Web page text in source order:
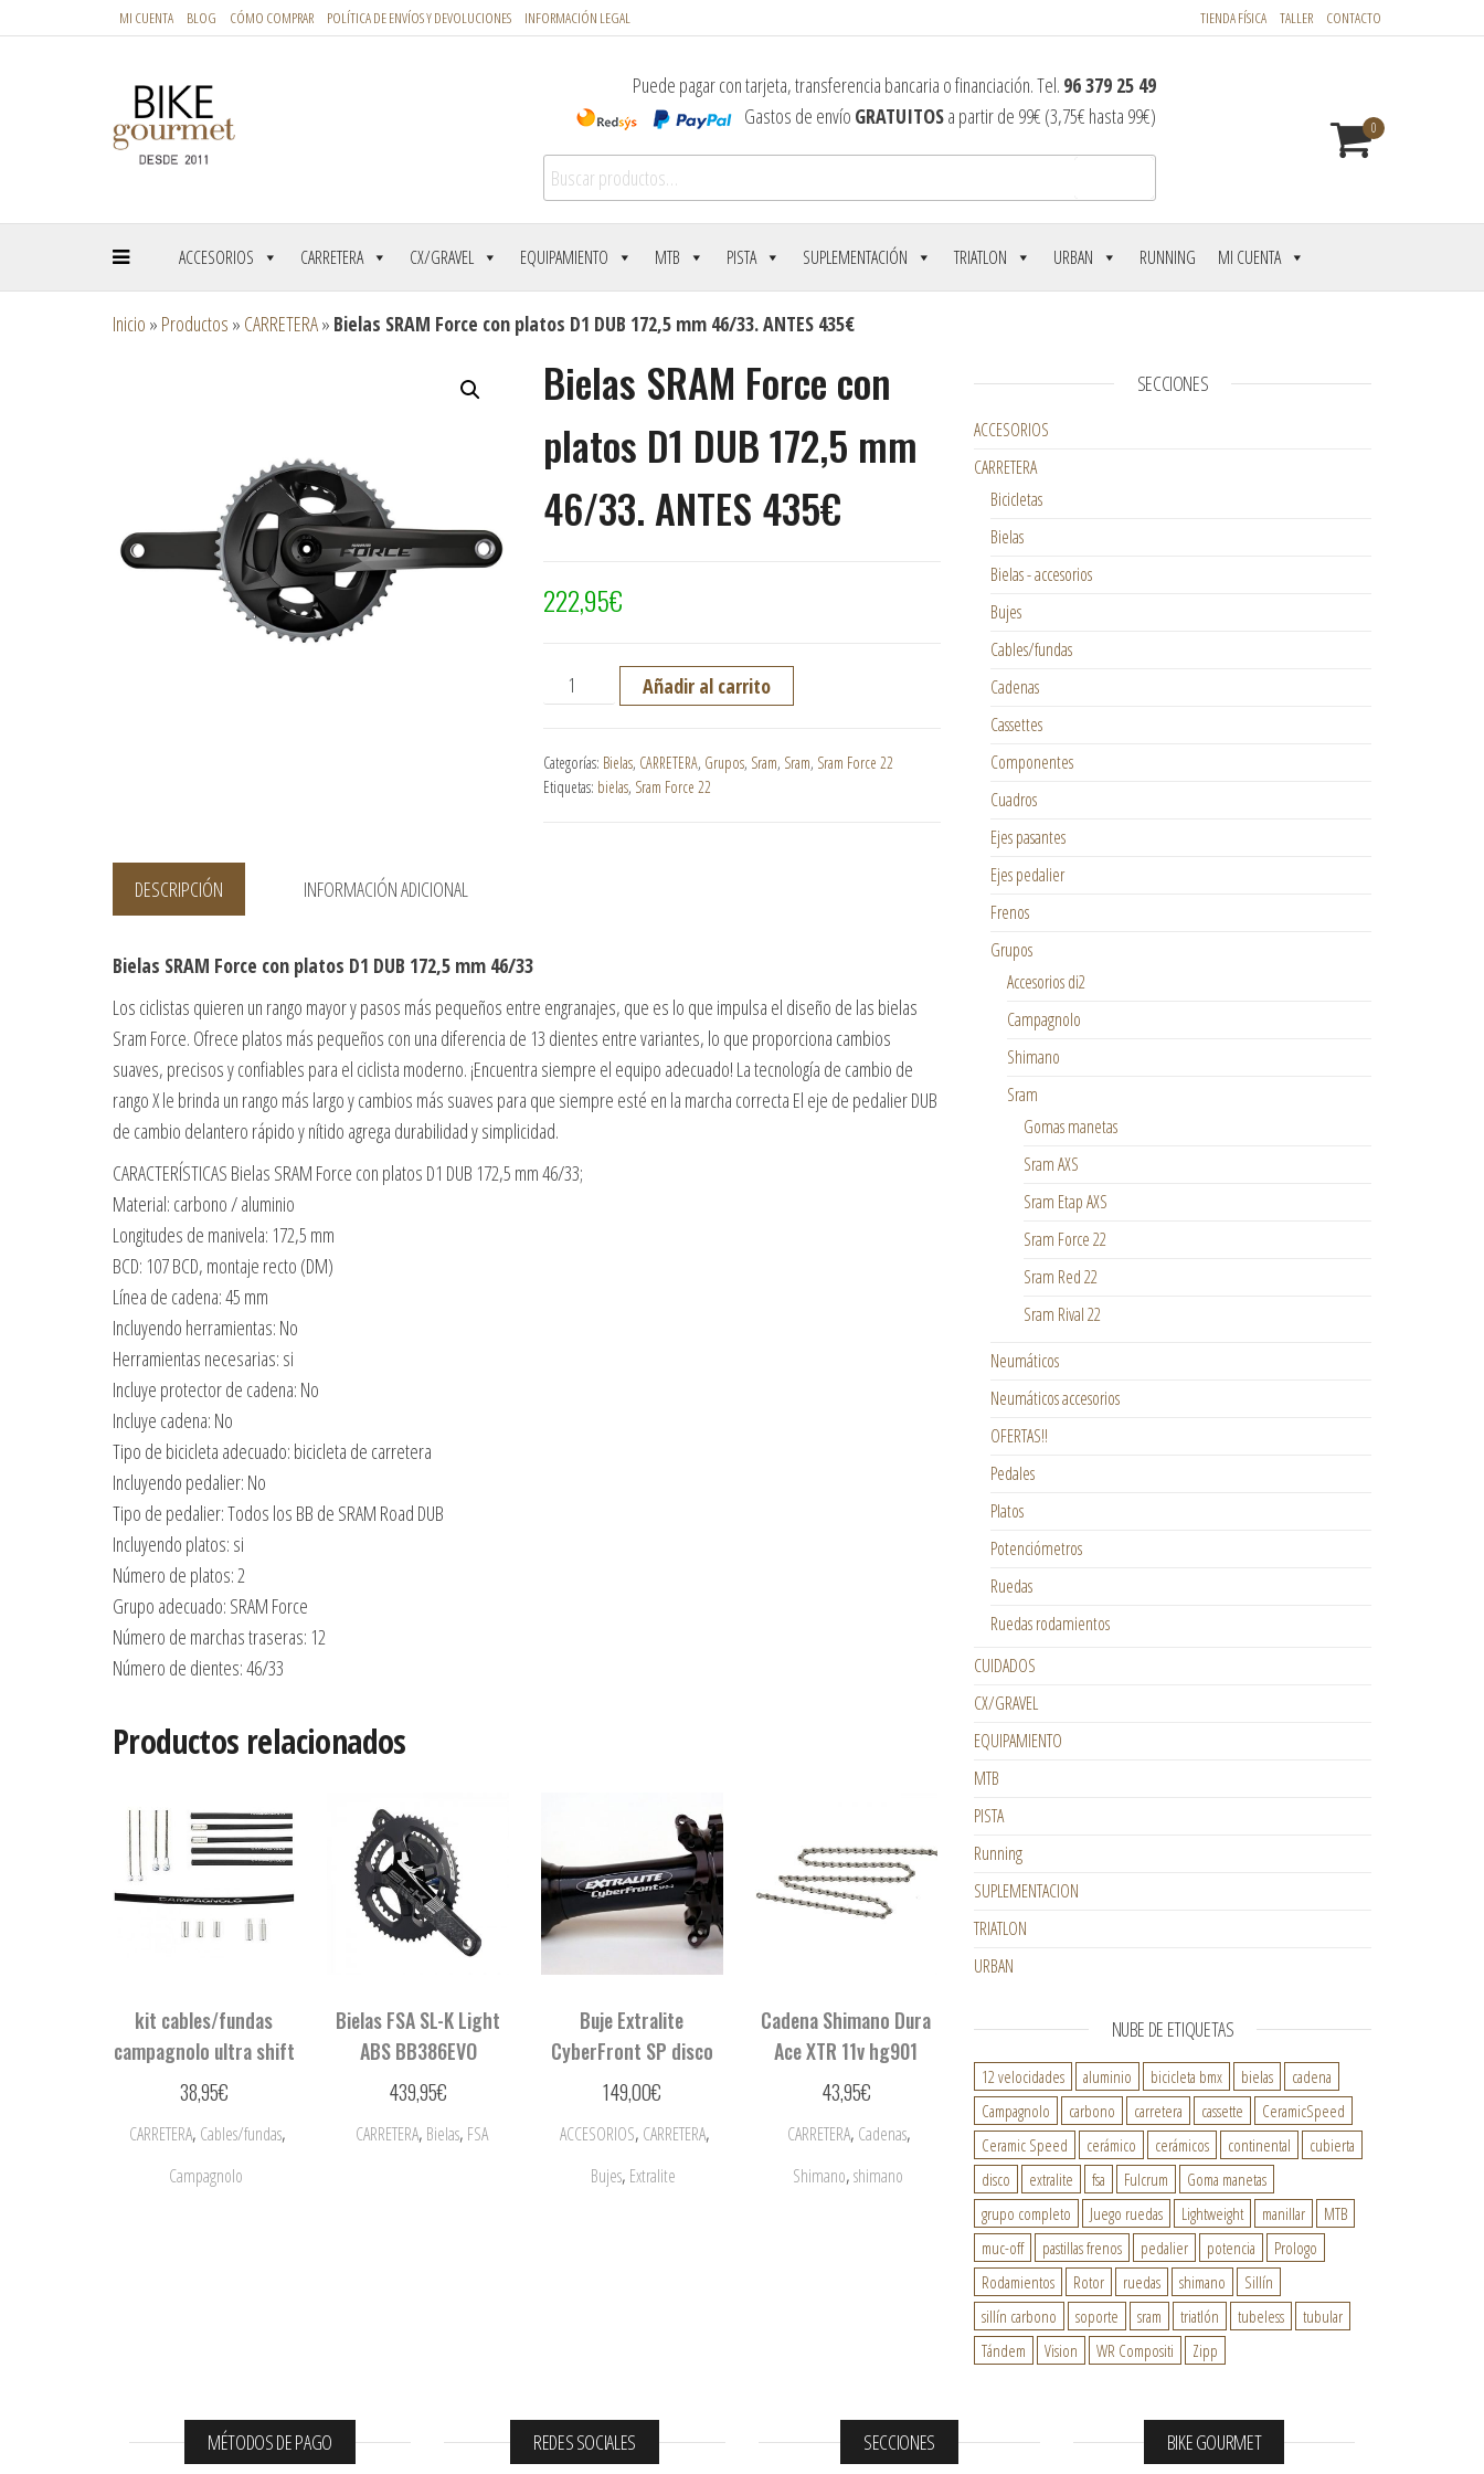
MI CUENTA BLOG CÓMO COMPRAR POLÍTICA DE ENVÍOS Y DEVOLUCIONES INFORMACIÓN LEGAL TIENDA FÍSICA TALLER CONTACTO
0
Puede pagar con tarjeta, transferencia bancaria o financiación. Tel. 96 379 25 49
Gastos de envío GRATUITOSa partir de 99€ (3,75€ hasta 99€)
ACCESORIOS CARRETERA CX/GRAVEL EQUIPAMIENTO MTB PISTA SUPLEMENTACIÓN TRIATLON URBAN RUNNING MI CUENTA
Inicio » Productos » CARRETERA» Bielas SRAM Force con platos D1 DUB 172,5 mm 46/33. ANTES 435€
Bielas SRAM Force con
platos D1 DUB 172,5 mm
46/33. ANTES 435€
222,95€
Bielas SRAM Force con platos D1 DUB 172,5 mm 46/33. ANTES 435€ cantidad
Añadir al carrito
Categorías: Bielas, CARRETERA, Grupos, Sram, Sram, Sram Force 22
Etiquetas: bielas, Sram Force 22
DESCRIPCIÓN INFORMACIÓN ADICIONAL
Bielas SRAM Force con platos D1 DUB 172,5 mm 46/33
Los ciclistas quieren un rango mayor y pasos más pequeños entre engranajes, que es lo que impulsa el diseño de las bielas
Sram Force. Ofrece platos más pequeños con una diferencia de 13 dientes entre variantes, lo que proporciona cambios
suaves, precisos y confiables para el ciclista moderno. ¡Encuentra siempre el equipo adecuado! La tecnología de cambio de
rango X le brinda un rango más largo y cambios más suaves para que siempre esté en la marcha correcta El eje de pedalier DUB
de cambio delantero rápido y nítido agrega durabilidad y simplicidad.
CARACTERÍSTICAS Bielas SRAM Force con platos D1 DUB 172,5 mm 46/33;
Material: carbono / aluminio
Longitudes de manivela: 172,5 mm
BCD: 107 BCD, montaje recto (DM)
Línea de cadena: 45 mm
Incluyendo herramientas: No
Herramientas necesarias: si
Incluye protector de cadena: No
Incluye cadena: No
Tipo de bicicleta adecuado: bicicleta de carretera
Incluyendo pedalier: No
Tipo de pedalier: Todos los BB de SRAM Road DUB
Incluyendo platos: si
Número de platos: 2
Grupo adecuado: SRAM Force
Número de marchas traseras: 12
Número de dientes: 46/33
Productos relacionados
kit cables/fundas
campagnolo ultra shift
38,95€
CARRETERA, Cables/fundas,
Campagnolo
Bielas FSA SL-K Light
ABS BB386EVO
439,95€
CARRETERA, Bielas, FSA
Buje Extralite
CyberFront SP disco
149,00€
ACCESORIOS, CARRETERA,
Bujes, Extralite
Cadena Shimano Dura
Ace XTR 11v hg901
43,95€
CARRETERA, Cadenas,
Shimano,shimano
SECCIONES
ACCESORIOS
CARRETERA
Bicicletas
Bielas
Bielas - accesorios
Bujes
Cables/fundas
Cadenas
Cassettes
Componentes
Cuadros
Ejes pasantes
Ejes pedalier
Frenos
Grupos
Accesorios di2
Campagnolo
Shimano
Sram
Gomas manetas
Sram AXS
Sram Etap AXS
Sram Force 22
Sram Red 22
Sram Rival 22
Neumáticos
Neumáticos accesorios
OFERTAS!!
Pedales
Platos
Potenciómetros
Ruedas
Ruedas rodamientos
CUIDADOS
CX/GRAVEL
EQUIPAMIENTO
MTB
PISTA
Running
SUPLEMENTACION
TRIATLON
URBAN
NUBE DE ETIQUETAS
12 velocidades aluminio bicicleta bmx bielas
cadena
Campagnolo
carbono carretera cassette
CeramicSpeed
Ceramic Speed
cerámico cerámicos continental
cubierta
disco
extralite fsa Fulcrum
Goma manetas
grupo completo
Juego ruedas Lightweight manillar
MTB
muc-off
pastillas frenos pedalier potencia
Prologo
Rodamientos
Rotor ruedas shimano
Sillín
sillín carbono
soporte sram triatlón tubeless
tubular
Tándem
Vision WR Compositi Zipp
MÉTODOS DE PAGO REDES SOCIALES SECCIONES BIKE GOURMET